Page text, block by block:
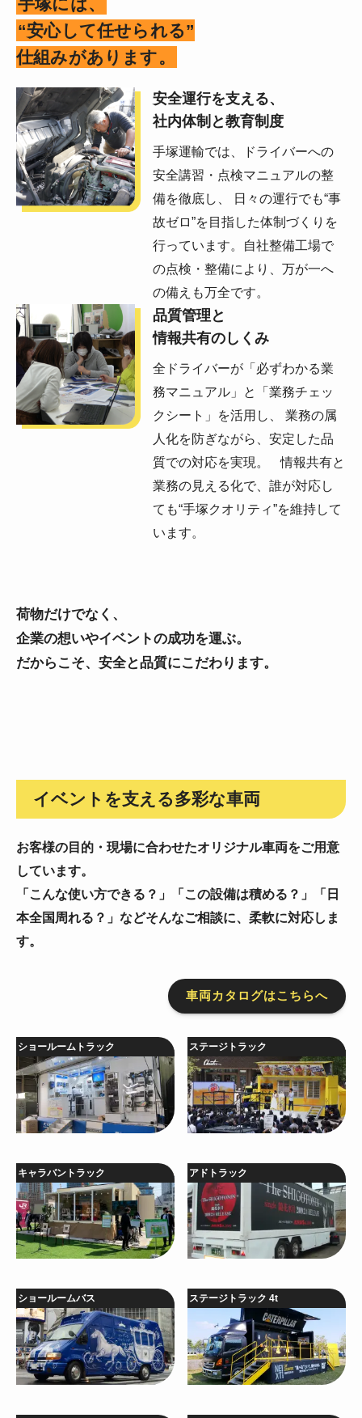
“安心して任せられる”
仕組みがあります。
安全運行を支える、
社内体制と教育制度
手塚運輸では、ドライバーへの
安全講習・点検マニュアルの整
備を徹底し、 日々の運行でも“事
故ゼロ”を目指した体制づくりを
行っています。自社整備工場で
の点検・整備により、万が一へ
の備えも万全です。
品質管理と
情報共有のしくみ
全ドライバーが「必ずわかる業
務マニュアル」と「業務チェッ
クシート」を活用し、 業務の属
人化を防ぎながら、安定した品
質での対応を実現。 情報共有と
業務の見える化で、誰が対応し
ても“手塚クオリティ”を維持して
います。
荷物だけでなく、
企業の想いやイベントの成功を運ぶ。
だからこそ、安全と品質にこだわります。
イベントを支える多彩な車両
お客様の目的・現場に合わせたオリジナル車両をご用意
しています。
「こんな使い方できる？」「この設備は積める？」「日
本全国周れる？」などそんなご相談に、柔軟に対応しま
す。
車両カタログはこちらへ
ショールームトラック ステージトラック
キャラバントラック アドトラック
ショールームバス ステージトラック 4t